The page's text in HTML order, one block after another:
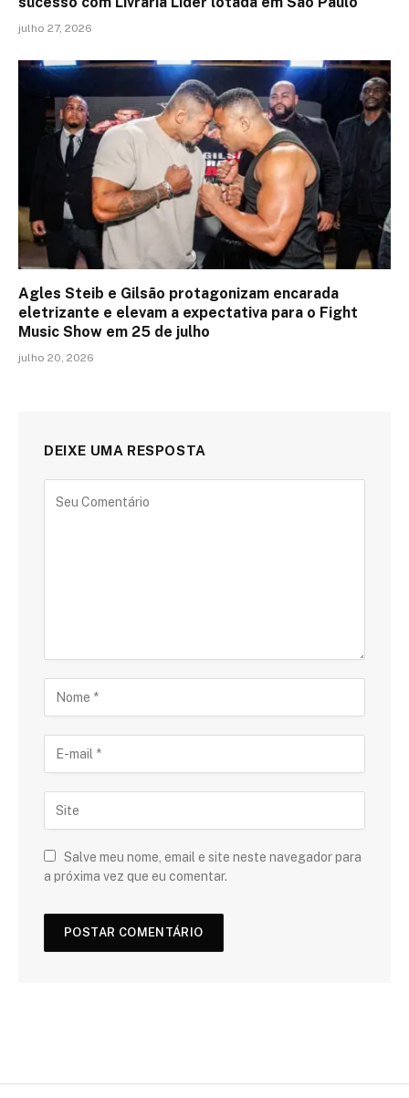
julho 27, 2026
Agles Steib e Gilsão protagonizam encarada
eletrizante e elevam a expectativa para o Fight
Music Show em 25 de julho
julho 20, 2026
DEIXE UMA RESPOSTA
Salve meu nome, email e site neste navegador para
a próxima vez que eu comentar.